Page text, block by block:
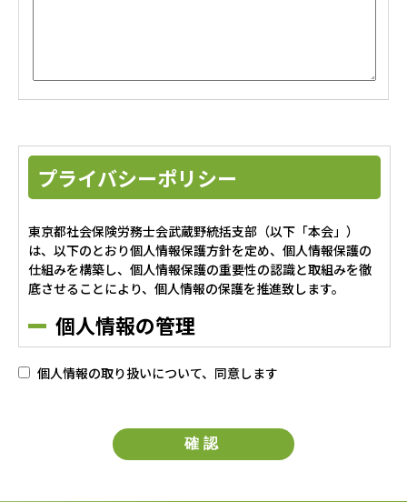
プライバシーポリシー
東京都社会保険労務士会武蔵野統括支部（以下「本会」）
は、以下のとおり個人情報保護方針を定め、個人情報保護の
仕組みを構築し、個人情報保護の重要性の認識と取組みを徹
底させることにより、個人情報の保護を推進致します。
個人情報の管理
本会は、お客さまの個人情報を正確かつ最新の状態に保ち、
個人情報への不正アクセス・紛失・破損・改ざん・漏洩など
施し個人情報の厳重な管理を行ないます。
個人情報の取り扱いについて、同意します